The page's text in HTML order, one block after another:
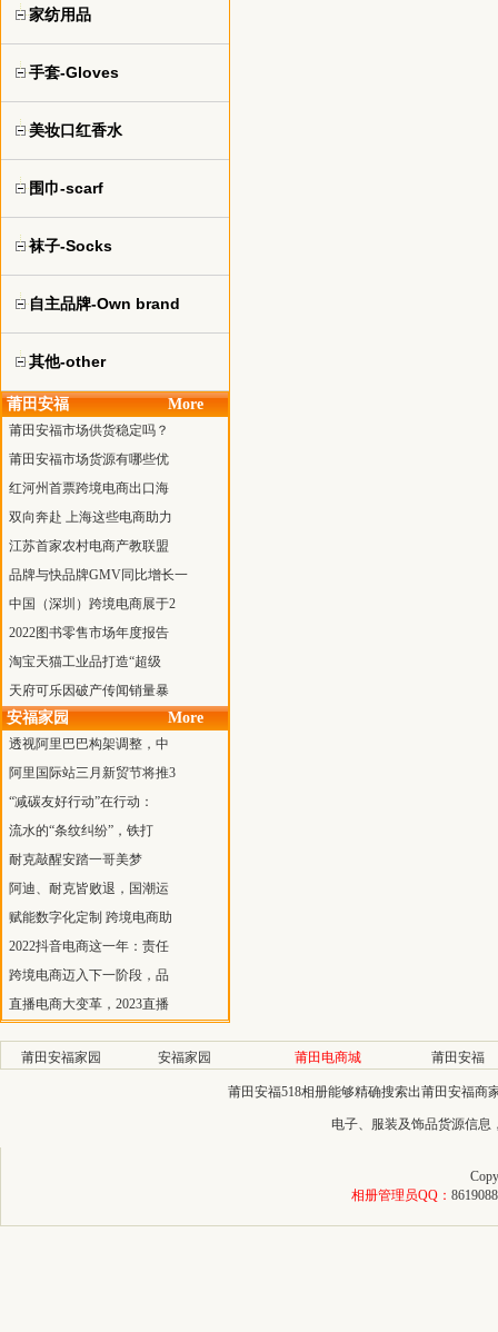
家纺用品
手套-Gloves
美妆口红香水
围巾-scarf
袜子-Socks
自主品牌-Own brand
其他-other
莆田安福 More
莆田安福市场供货稳定吗？
莆田安福市场货源有哪些优
红河州首票跨境电商出口海
双向奔赴 上海这些电商助力
江苏首家农村电商产教联盟
品牌与快品牌GMV同比增长一
中国（深圳）跨境电商展于2
2022图书零售市场年度报告
淘宝天猫工业品打造“超级
天府可乐因破产传闻销量暴
安福家园 More
透视阿里巴巴构架调整，中
阿里国际站三月新贸节将推3
“减碳友好行动”在行动：
流水的“条纹纠纷”，铁打
耐克敲醒安踏一哥美梦
阿迪、耐克皆败退，国潮运
赋能数字化定制 跨境电商助
2022抖音电商这一年：责任
跨境电商迈入下一阶段，品
直播电商大变革，2023直播
莆田安福家园 安福家园 莆田电商城 莆田安福
莆田安福518相册能够精确搜索出莆田安福商
电子、服装及饰品货源信
相册管理员QQ： 8619088